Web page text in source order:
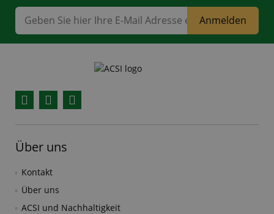
Anmelden
Über uns
Kontakt
Über uns
ACSI und Nachhaltigkeit